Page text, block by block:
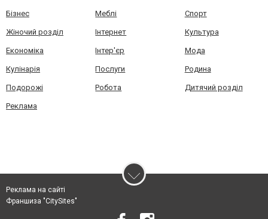
Бізнес Меблі Спорт
Жіночий розділ Інтернет Культура
Економіка Інтер'єр Мода
Кулінарія Послуги Родина
Подорожі Робота Дитячий розділ
Реклама
Реклама на сайті
Франшиза "CitySites"